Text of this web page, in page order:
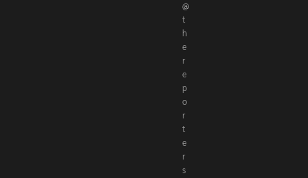
o
r
@
t
h
e
r
e
p
o
r
t
e